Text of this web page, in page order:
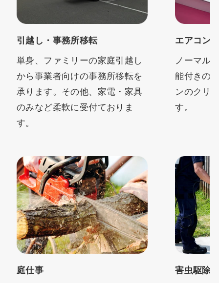
引越し・事務所移転
単身、ファミリーの家庭引越し
から事業者向けの事務所移転を
承ります。その他、家電・家具
のみなど柔軟に受付ておりま
す。
エアコン
ノーマル
能付きの
ンのクリ
す。
庭仕事 害虫駆除